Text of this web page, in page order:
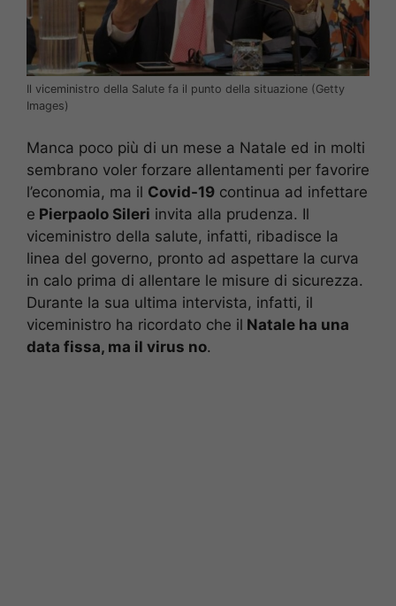
Il viceministro della Salute fa il punto della situazione (Getty
Images)
Manca poco più di un mese a Natale ed in molti
sembrano voler forzare allentamenti per favorire
l’economia, ma il Covid-19 continua ad infettare
e Pierpaolo Sileri invita alla prudenza. Il
viceministro della salute, infatti, ribadisce la
linea del governo, pronto ad aspettare la curva
in calo prima di allentare le misure di sicurezza.
Durante la sua ultima intervista, infatti, il
viceministro ha ricordato che il Natale ha una
data fissa, ma il virus no.